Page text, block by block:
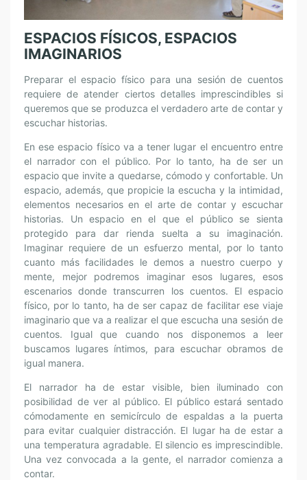
ESPACIOS FÍSICOS, ESPACIOS
IMAGINARIOS
Preparar el espacio físico para una sesión de cuentos
requiere de atender ciertos detalles imprescindibles si
queremos que se produzca el verdadero arte de contar y
escuchar historias.
En ese espacio físico va a tener lugar el encuentro entre
el narrador con el público. Por lo tanto, ha de ser un
espacio que invite a quedarse, cómodo y confortable. Un
espacio, además, que propicie la escucha y la intimidad,
elementos necesarios en el arte de contar y escuchar
historias. Un espacio en el que el público se sienta
protegido para dar rienda suelta a su imaginación.
Imaginar requiere de un esfuerzo mental, por lo tanto
cuanto más facilidades le demos a nuestro cuerpo y
mente, mejor podremos imaginar esos lugares, esos
escenarios donde transcurren los cuentos. El espacio
físico, por lo tanto, ha de ser capaz de facilitar ese viaje
imaginario que va a realizar el que escucha una sesión de
cuentos. Igual que cuando nos disponemos a leer
buscamos lugares íntimos, para escuchar obramos de
igual manera.
El narrador ha de estar visible, bien iluminado con
posibilidad de ver al público. El público estará sentado
cómodamente en semicírculo de espaldas a la puerta
para evitar cualquier distracción. El lugar ha de estar a
una temperatura agradable. El silencio es imprescindible.
Una vez convocada a la gente, el narrador comienza a
contar.